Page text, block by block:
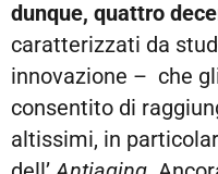
dunque, quattro
caratterizzati da
innovazione – che
consentito di
altissimi, in